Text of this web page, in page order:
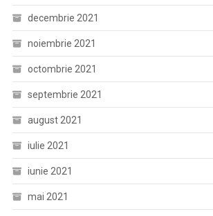
decembrie 2021
noiembrie 2021
octombrie 2021
septembrie 2021
august 2021
iulie 2021
iunie 2021
mai 2021